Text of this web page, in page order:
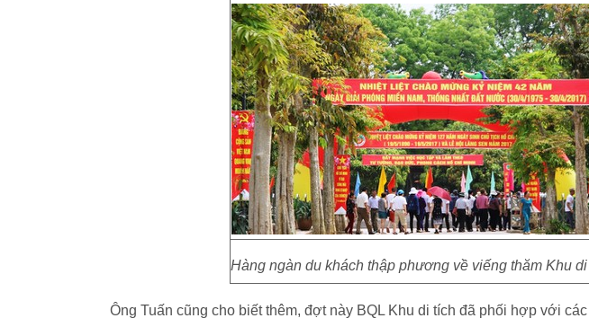
Hàng ngàn du khách thập phương về viếng thăm Khu
Ông Tuấn cũng cho biết thêm, đợt này BQL Khu di tích đã phối hợp với